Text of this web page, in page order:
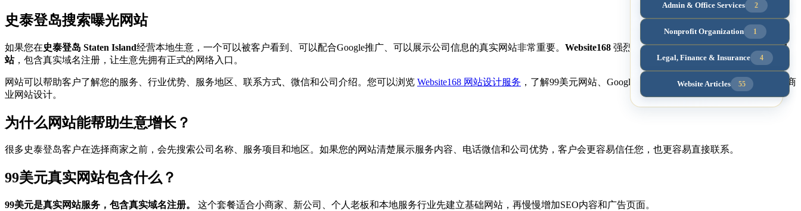
Admin & Office Services 2
Nonprofit Organization 1
Legal, Finance & Insurance 4
Website Articles 55
史泰登岛搜索曝光网站
如果您在史泰登岛 Staten Island经营本地生意，一个可以被客户看到、可以配合Google推广、可以展示公司信息的真实网站非常重要。 Website168 强烈推荐华人商家先做99美元真实公司网
站，包含真实域名注册，让生意先拥有正式的网络入口。
网站可以帮助客户了解您的服务、行业优势、服务地区、联系方式、微信和公司介绍。您可以浏览 Website168 网站设计服务 ，了解99美元网站、Google SEO、Google Ads、中文网站建设和商
业网站设计。
为什么网站能帮助生意增长？
很多史泰登岛客户在选择商家之前，会先搜索公司名称、服务项目和地区。如果您的网站清楚展示服务内容、电话微信和公司优势，客户会更容易信任您，也更容易直接联系。
99美元真实网站包含什么？
99美元是真实网站服务，包含真实域名注册。 这个套餐适合小商家、新公司、个人老板和本地服务行业先建立基础网站，再慢慢增加SEO内容和广告页面。